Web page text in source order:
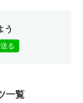
う
る
一覧